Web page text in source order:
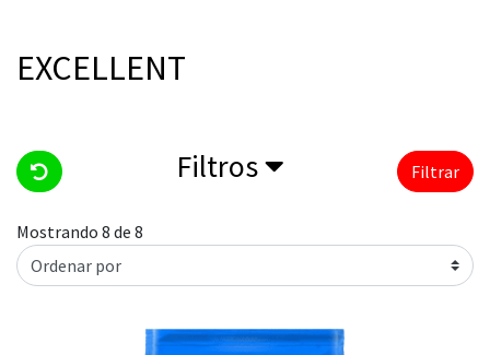
EXCELLENT
Filtros Filtrar
Mostrando 8 de 8